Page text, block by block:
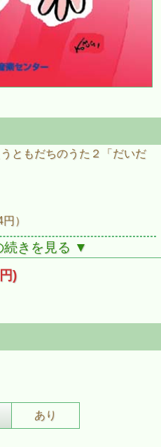
ともだちのうた２「だいだ
）
そらまめにはそらがある／崖
かさぶたぶたぶ／どんなとき
めん～「エーメン」より／
続きを見る ▼
)
あり